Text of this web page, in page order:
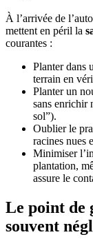
À l’arrivée de
mettent en péril la
courantes :
Planter dans
terrain en
Planter un
sans enrichir
sol”).
Oublier le
racines nues
Minimiser
plantation,
assure le
Le point de
souvent